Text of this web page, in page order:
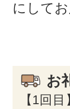
にしてお
お
【1回